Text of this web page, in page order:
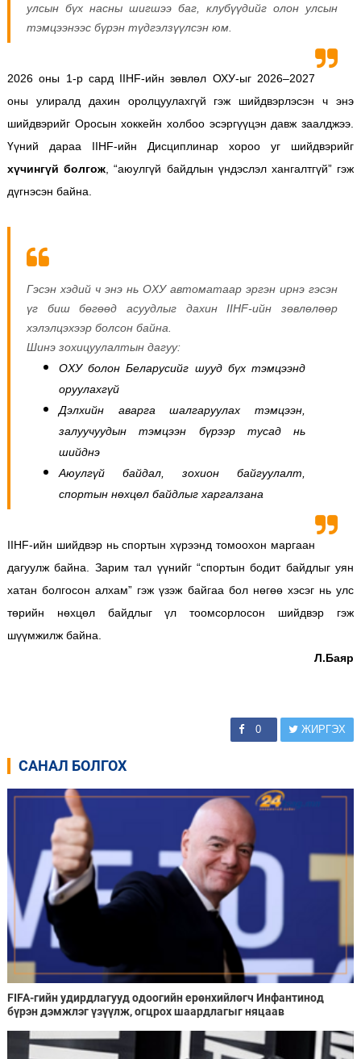
улсын бүх насны шигшээ баг, клубүүдийг олон улсын
тэмцээнээс бүрэн түдгэлзүүлсэн юм.
2026 оны 1-р сард IIHF-ийн зөвлөл ОХУ-ыг 2026–2027
оны улиралд дахин оролцуулахгүй гэж шийдвэрлэсэн ч энэ
шийдвэрийг Оросын хоккейн холбоо эсэргүүцэн давж заалджээ.
Үүний дараа IIHF-ийн Дисциплинар хороо уг шийдвэрийг
хүчингүй болгож , “аюулгүй байдлын үндэслэл хангалтгүй” гэж
дүгнэсэн байна.
Гэсэн хэдий ч энэ нь ОХУ автоматаар эргэн ирнэ гэсэн
үг биш бөгөөд асуудлыг дахин IIHF-ийн зөвлөлөөр
хэлэлцэхээр болсон байна.
Шинэ зохицуулалтын дагуу:
ОХУ болон Беларусийг шууд бүх тэмцээнд
оруулахгүй
Дэлхийн аварга шалгаруулах тэмцээн,
залуучуудын тэмцээн бүрээр тусад нь
шийднэ
Аюулгүй байдал, зохион байгуулалт,
спортын нөхцөл байдлыг харгалзана
IIHF-ийн шийдвэр нь спортын хүрээнд томоохон маргаан
дагуулж байна. Зарим тал үүнийг “спортын бодит байдлыг уян
хатан болгосон алхам” гэж үзэж байгаа бол нөгөө хэсэг нь улс
төрийн нөхцөл байдлыг үл тоомсорлосон шийдвэр гэж
шүүмжилж байна.
Л.Баяр
0 ЖИРГЭХ
САНАЛ БОЛГОХ
FIFA-гийн удирдлагууд одоогийн ерөнхийлөгч Инфантинод
бүрэн дэмжлэг үзүүлж, огцрох шаардлагыг няцаав